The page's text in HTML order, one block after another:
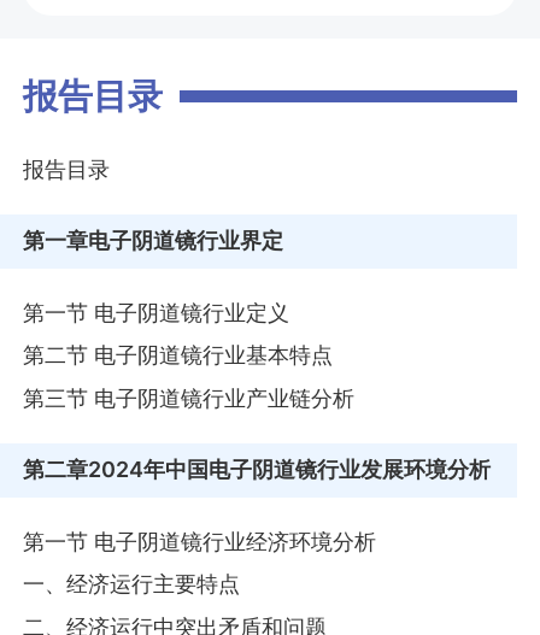
报告目录
报告目录
第一章电子阴道镜行业界定
第一节 电子阴道镜行业定义
第二节 电子阴道镜行业基本特点
第三节 电子阴道镜行业产业链分析
第二章2024年中国电子阴道镜行业发展环境分析
第一节 电子阴道镜行业经济环境分析
一、经济运行主要特点
二、经济运行中突出矛盾和问题